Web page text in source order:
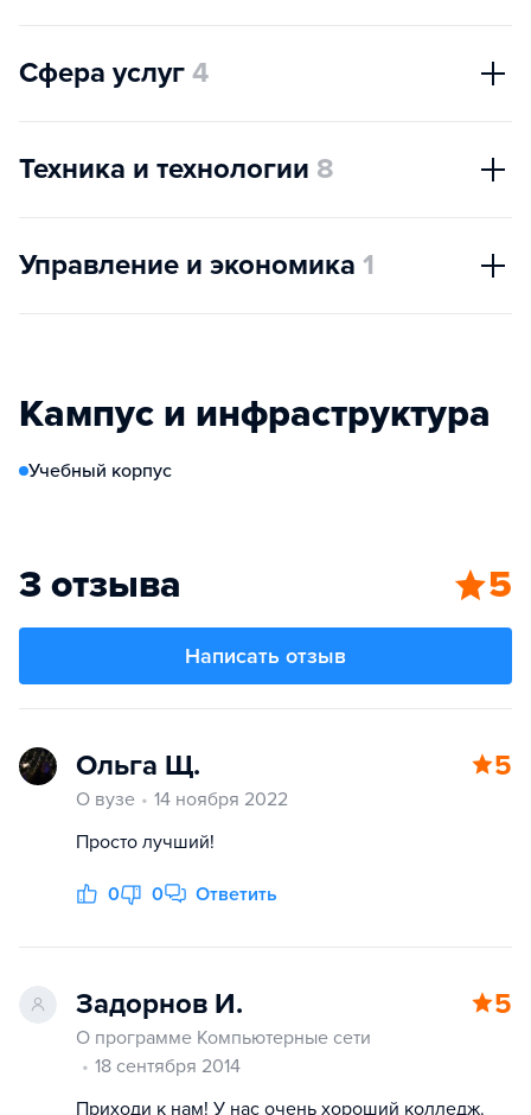
Сфера услуг 4
Техника и технологии 8
Управление и экономика 1
Кампус и инфраструктура
Учебный корпус
3 отзыва 5
Написать отзыв
Ольга Щ. 5
О вузе
14 ноября 2022
Просто лучший!
0 0 Ответить
Задорнов И. 5
О программе Компьютерные сети
18 сентября 2014
Приходи к нам! У нас очень хороший колледж.